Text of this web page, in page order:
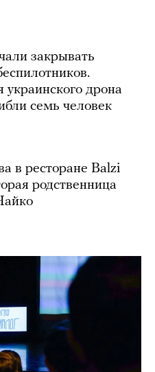
закрывать
украинского дрона
семь человек
в ресторане Balzi
родственница